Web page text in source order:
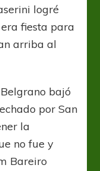
logré
fiesta para
arriba al
bajó
por San
la
no fue y
Bareiro